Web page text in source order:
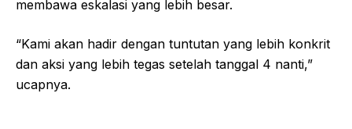
membawa eskalasi yang lebih besar.
“Kami akan hadir dengan tuntutan yang lebih konkrit
dan aksi yang lebih tegas setelah tanggal 4 nanti,”
ucapnya.